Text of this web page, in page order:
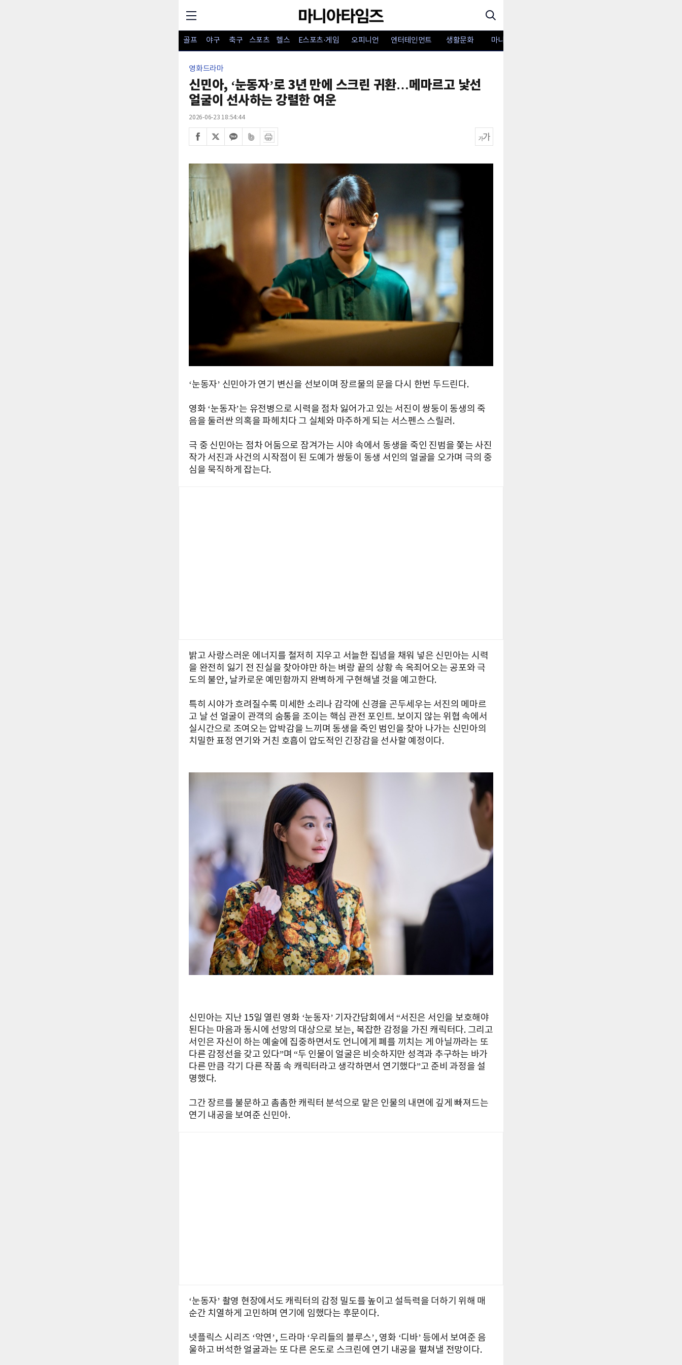
골프 야구 축구 스포츠 헬스 E스포츠·게임 오피니언 엔터테인먼트 생활문화 마니아TV
영화드라마
신민아, ‘눈동자’로 3년 만에 스크린 귀환…메마르고 낯선
얼굴이 선사하는 강렬한 여운
2026-06-23 18:54:44
‘눈동자’ 신민아가 연기 변신을 선보이며 장르물의 문을 다시 한번 두드린다.
영화 ‘눈동자’는 유전병으로 시력을 점차 잃어가고 있는 서진이 쌍둥이 동생의 죽
음을 둘러싼 의혹을 파헤치다 그 실체와 마주하게 되는 서스펜스 스릴러.
극 중 신민아는 점차 어둠으로 잠겨가는 시야 속에서 동생을 죽인 진범을 쫓는 사진
작가 서진과 사건의 시작점이 된 도예가 쌍둥이 동생 서인의 얼굴을 오가며 극의 중
심을 묵직하게 잡는다.
밝고 사랑스러운 에너지를 철저히 지우고 서늘한 집념을 채워 넣은 신민아는 시력
을 완전히 잃기 전 진실을 찾아야만 하는 벼랑 끝의 상황 속 옥죄어오는 공포와 극
도의 불안, 날카로운 예민함까지 완벽하게 구현해낼 것을 예고한다.
특히 시야가 흐려질수록 미세한 소리나 감각에 신경을 곤두세우는 서진의 메마르
고 날 선 얼굴이 관객의 숨통을 조이는 핵심 관전 포인트. 보이지 않는 위협 속에서
실시간으로 조여오는 압박감을 느끼며 동생을 죽인 범인을 찾아 나가는 신민아의
치밀한 표정 연기와 거친 호흡이 압도적인 긴장감을 선사할 예정이다.
신민아는 지난 15일 열린 영화 ‘눈동자’ 기자간담회에서 “서진은 서인을 보호해야
된다는 마음과 동시에 선망의 대상으로 보는, 복잡한 감정을 가진 캐릭터다. 그리고
서인은 자신이 하는 예술에 집중하면서도 언니에게 폐를 끼치는 게 아닐까라는 또
다른 감정선을 갖고 있다”며 “두 인물이 얼굴은 비슷하지만 성격과 추구하는 바가
다른 만큼 각기 다른 작품 속 캐릭터라고 생각하면서 연기했다”고 준비 과정을 설
명했다.
그간 장르를 불문하고 촘촘한 캐릭터 분석으로 맡은 인물의 내면에 깊게 빠져드는
연기 내공을 보여준 신민아.
‘눈동자’ 촬영 현장에서도 캐릭터의 감정 밀도를 높이고 설득력을 더하기 위해 매
순간 치열하게 고민하며 연기에 임했다는 후문이다.
넷플릭스 시리즈 ‘악연’, 드라마 ‘우리들의 블루스’, 영화 ‘디바’ 등에서 보여준 음
울하고 버석한 얼굴과는 또 다른 온도로 스크린에 연기 내공을 펼쳐낼 전망이다.